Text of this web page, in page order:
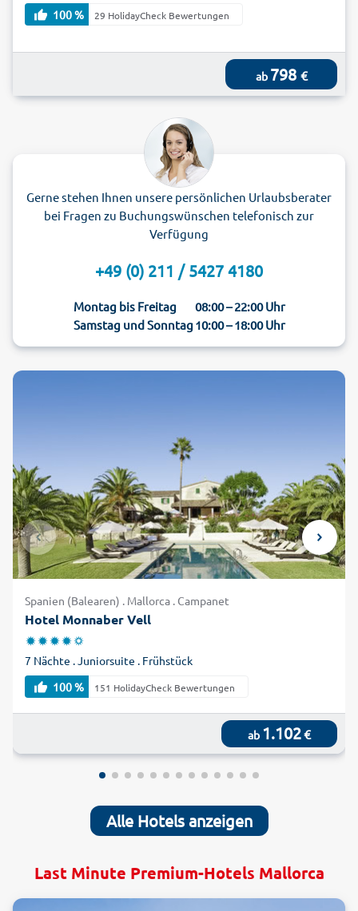
100 %
29 HolidayCheck Bewertungen
ab 798 €
Gerne stehen Ihnen unsere persönlichen Urlaubsberater
bei Fragen zu Buchungswünschen telefonisch zur
Verfügung
+49 (0) 211 / 5427 4180
Montag bis Freitag
08:00 – 22:00 Uhr
Samstag und Sonntag10:00 – 18:00 Uhr
Spanien (Balearen) . Mallorca . Campanet
Hotel Monnaber Vell
7 Nächte . Juniorsuite . Frühstück
100 %
151 HolidayCheck Bewertungen
ab 1.102€
Alle Hotels anzeigen
Last Minute Premium-Hotels Mallorca